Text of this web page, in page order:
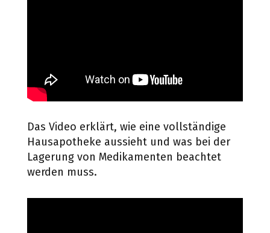
Das Video erklärt, wie eine vollständige
Hausapotheke aussieht und was bei der
Lagerung von Medikamenten beachtet
werden muss.